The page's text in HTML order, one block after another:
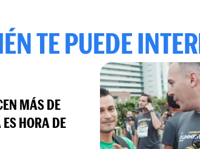
TE PUEDE
MÁS DE
ES HORA DE